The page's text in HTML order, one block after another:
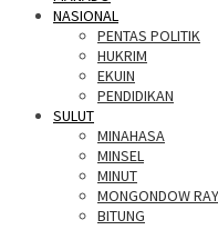
NASIONAL
PENTAS POLITIK
HUKRIM
EKUIN
PENDIDIKAN
SULUT
MINAHASA
MINSEL
MINUT
MONGONDOW
BITUNG